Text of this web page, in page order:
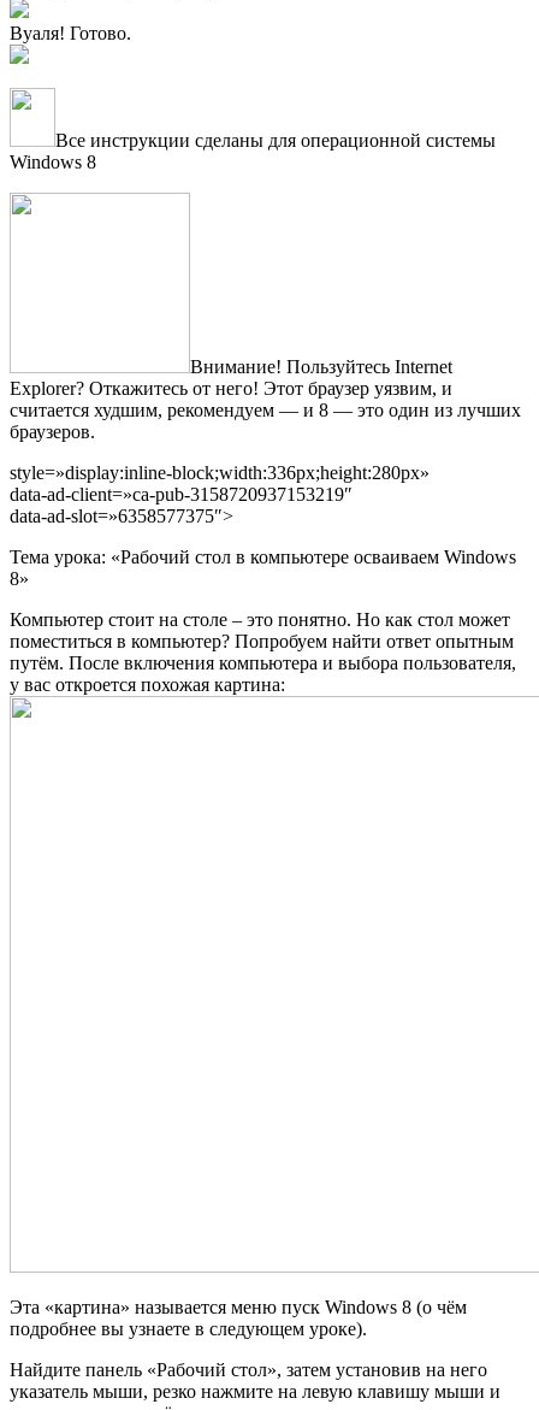
Вуаля! Готово.
Все инструкции сделаны для операционной системы
Windows 8
Внимание! Пользуйтесь Internet
Explorer? Откажитесь от него! Этот браузер уязвим, и
считается худшим, рекомендуем — и 8 — это один из лучших
браузеров.
style=»display:inline-block;width:336px;height:280px»
data-ad-client=»ca-pub-3158720937153219″
data-ad-slot=»6358577375″>
Тема урока: «Рабочий стол в компьютере осваиваем Windows
8»
Компьютер стоит на столе – это понятно. Но как стол может
поместиться в компьютер? Попробуем найти ответ опытным
путём. После включения компьютера и выбора пользователя,
у вас откроется похожая картина:
Эта «картина» называется меню пуск Windows 8 (о чём
подробнее вы узнаете в следующем уроке).
Найдите панель «Рабочий стол», затем установив на него
указатель мыши, резко нажмите на левую клавишу мыши и